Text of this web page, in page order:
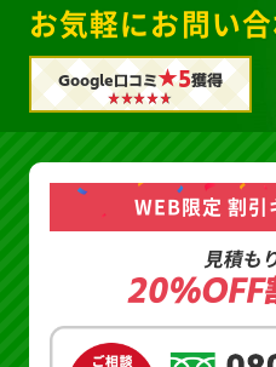
お気軽にお問い
Google口コミ★5獲得
WEB限定 割引
見積も
20%OFF